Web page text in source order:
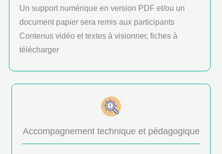
Un support numérique en version PDF et/ou un
document papier sera remis aux participants
Contenus vidéo et textes à visionner, fiches à
télécharger
Accompagnement technique et pédagogique